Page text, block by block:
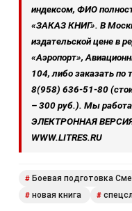
индексом, ФИО
«ЗАКАЗ КНИГ». В
издательской цене в
«Аэропорт»,
104, либо заказать
8(958) 636‑51‑80
– 300 руб.). Мы
ЭЛЕКТРОННАЯ
WWW.LITRES.RU
# Боевая подготовка
# новая книга #